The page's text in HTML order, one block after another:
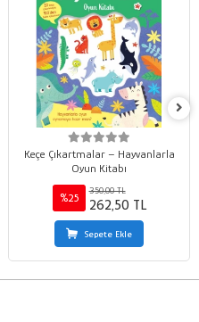
Keçe Çıkartmalar – Hayvanlarla
Oyun Kitabı
%25
350,00 TL
262,50 TL
Sepete Ekle